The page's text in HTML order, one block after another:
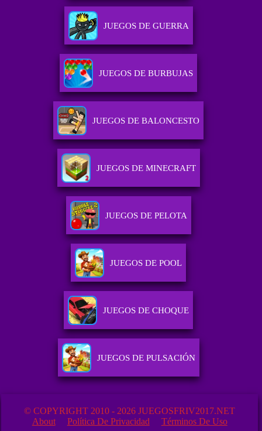
JUEGOS DE GUERRA
JUEGOS DE BURBUJAS
JUEGOS DE BALONCESTO
JUEGOS DE MINECRAFT
JUEGOS DE PELOTA
JUEGOS DE POOL
JUEGOS DE CHOQUE
JUEGOS DE PULSACIÓN
© COPYRIGHT 2010 - 2026 JUEGOSFRIV2017.NET
About
Política De Privacidad Términos De Uso